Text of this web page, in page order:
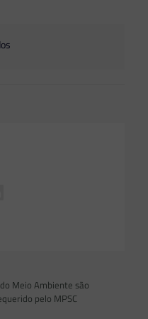
Meio Ambiente são
pelo MPSC